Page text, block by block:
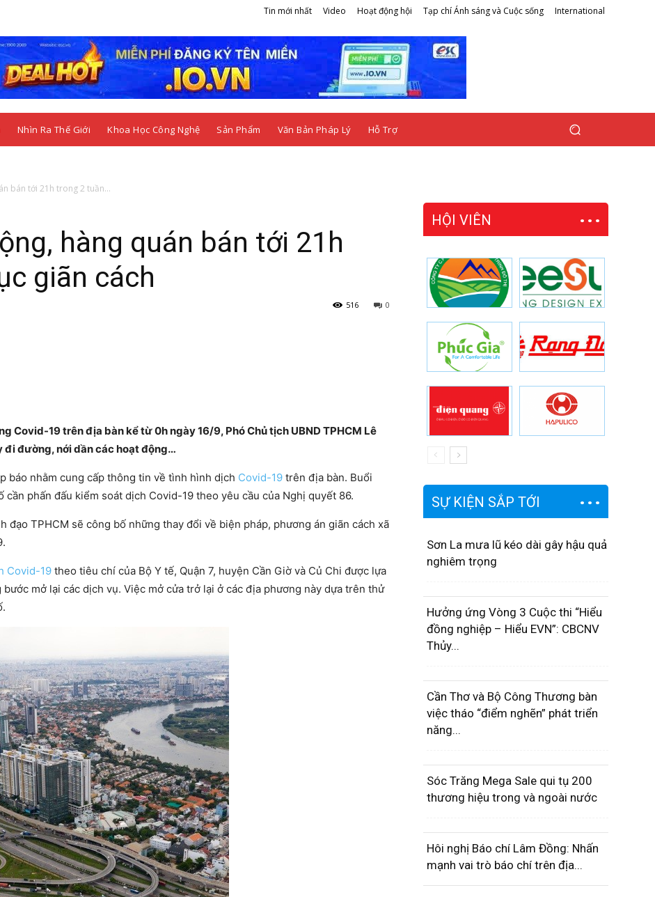
Tin mới nhất Video Hoạt động hội Tạp chí Ánh sáng và Cuộc sống International
Nhìn Ra Thế Giới Khoa Học Công Nghệ Sản Phẩm Văn Bản Pháp Lý Hỗ Trợ
bán tới 21h trong 2 tuần...
hàng quán bán tới 21h
giãn cách
0
516
Covid-19 trên địa bàn kể từ 0h ngày 16/9, Phó Chủ tịch UBND TPHCM Lê
đi đường, nới dần các hoạt động…
báo nhằm cung cấp thông tin về tình hình dịch Covid-19 trên địa bàn. Buổi
phấn đấu kiểm soát dịch Covid-19 theo yêu cầu của Nghị quyết 86.
TPHCM sẽ công bố những thay đổi về biện pháp, phương án giãn cách xã
Covid-19 theo tiêu chí của Bộ Y tế, Quận 7, huyện Cần Giờ và Củ Chi được lựa
mở lại các dịch vụ. Việc mở cửa trở lại ở các địa phương này dựa trên thử
HỘI VIÊN
SỰ KIỆN SẮP TỚI
Sơn La mưa lũ kéo dài gây hậu quả
nghiêm trọng
Hưởng ứng Vòng 3 Cuộc thi “Hiểu
đồng nghiệp – Hiểu EVN”: CBCNV
Thủy...
Cần Thơ và Bộ Công Thương bàn
việc tháo “điểm nghẽn” phát triển
năng...
Sóc Trăng Mega Sale qui tụ 200
thương hiệu trong và ngoài nước
Hôi nghị Báo chí Lâm Đồng: Nhấn
mạnh vai trò báo chí trên địa...